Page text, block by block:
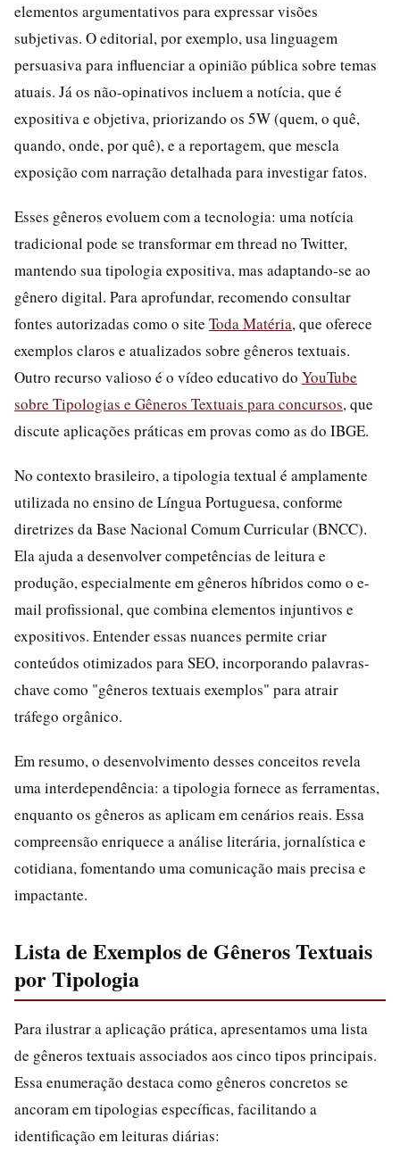
elementos argumentativos para expressar visões
subjetivas. O editorial, por exemplo, usa linguagem
persuasiva para influenciar a opinião pública sobre temas
atuais. Já os não-opinativos incluem a notícia, que é
expositiva e objetiva, priorizando os 5W (quem, o quê,
quando, onde, por quê), e a reportagem, que mescla
exposição com narração detalhada para investigar fatos.
Esses gêneros evoluem com a tecnologia: uma notícia
tradicional pode se transformar em thread no Twitter,
mantendo sua tipologia expositiva, mas adaptando-se ao
gênero digital. Para aprofundar, recomendo consultar
fontes autorizadas como o site Toda Matéria, que oferece
exemplos claros e atualizados sobre gêneros textuais.
Outro recurso valioso é o vídeo educativo do YouTube
sobre Tipologias e Gêneros Textuais para concursos, que
discute aplicações práticas em provas como as do IBGE.
No contexto brasileiro, a tipologia textual é amplamente
utilizada no ensino de Língua Portuguesa, conforme
diretrizes da Base Nacional Comum Curricular (BNCC).
Ela ajuda a desenvolver competências de leitura e
produção, especialmente em gêneros híbridos como o e-
mail profissional, que combina elementos injuntivos e
expositivos. Entender essas nuances permite criar
conteúdos otimizados para SEO, incorporando palavras-
chave como "gêneros textuais exemplos" para atrair
tráfego orgânico.
Em resumo, o desenvolvimento desses conceitos revela
uma interdependência: a tipologia fornece as ferramentas,
enquanto os gêneros as aplicam em cenários reais. Essa
compreensão enriquece a análise literária, jornalística e
cotidiana, fomentando uma comunicação mais precisa e
impactante.
Lista de Exemplos de Gêneros Textuais
por Tipologia
Para ilustrar a aplicação prática, apresentamos uma lista
de gêneros textuais associados aos cinco tipos principais.
Essa enumeração destaca como gêneros concretos se
ancoram em tipologias específicas, facilitando a
identificação em leituras diárias: